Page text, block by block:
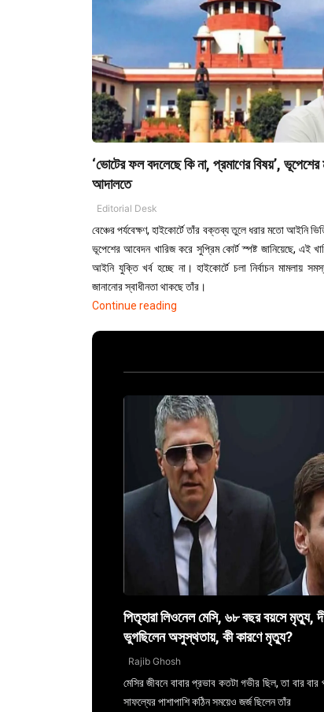
‘ভোটের ফল বদলেছে কি না, প্রমাণের বিষয়’, ভূপেশের
আদালতে
Editorial Desk
বেঞ্চের পর্যবেক্ষণ, হাইকোর্টে তাঁর বক্তব্য তুলে ধরার মতো আইনি
ভূপেশের আবেদন খারিজ করে সুপ্রিম কোর্ট স্পষ্ট জানিয়েছে, এই
আইনি যুক্তি খর্ব হচ্ছে না। হাইকোর্টে চলা নির্বাচন
জানানোর স্বাধীনতা থাকছে তাঁর।
Continue reading
পিতৃহারা লিওনেল মেসি, ৬৮ বছর বয়সে মৃত্যু,
ভুগছিলেন অসুস্থতায়, কী কারণে মৃত্যু?
Rajib Ghosh
মেসির জীবনে বাবার প্রভাব কতটা গভীর ছিল, তা বার
সাফল্যের পাশাপাশি কঠিন সময়েও জর্জ ছিলেন তাঁর